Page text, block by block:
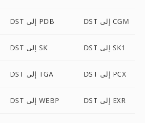
DST إلى PDB DST إلى CGM
DST إلى SK DST إلى SK1
DST إلى TGA DST إلى PCX
DST إلى WEBP DST إلى EXR